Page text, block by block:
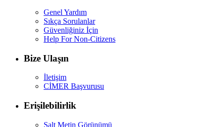
Genel Yardım
Sıkça Sorulanlar
Güvenliğiniz İçin
Help For Non-Citizens
Bize Ulaşın
İletişim
CİMER Başvurusu
Erişilebilirlik
Salt Metin Görünümü